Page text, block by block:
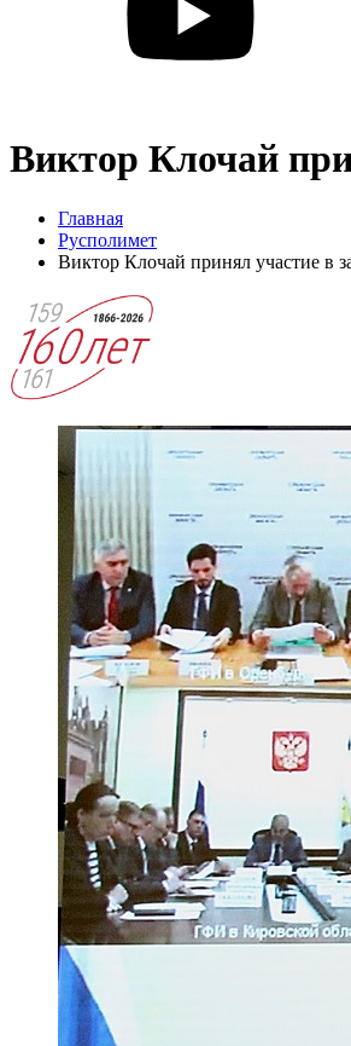
Виктор Клочай
Главная
Русполимет
Виктор Клочай принял участие в